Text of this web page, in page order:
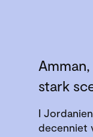
stark
I
decenniet